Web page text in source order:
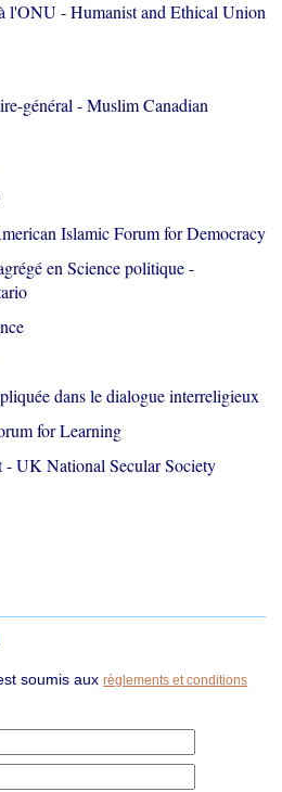
l'ONU - Humanist and Ethical Union
général - Muslim Canadian
Islamic Forum for Democracy
en Science politique -
dans le dialogue interreligieux
for Learning
- UK National Secular Society
soumis auxrèglements et conditions